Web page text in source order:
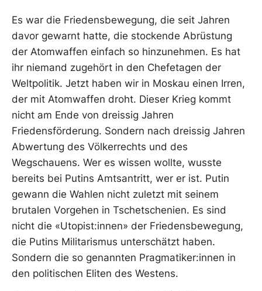
Es war die Friedensbewegung, die seit Jahren
davor gewarnt hatte, die stockende Abrüstung
der Atomwaffen einfach so hinzunehmen. Es hat
ihr niemand zugehört in den Chefetagen der
Weltpolitik. Jetzt haben wir in Moskau einen Irren,
der mit Atomwaffen droht. Dieser Krieg kommt
nicht am Ende von dreissig Jahren
Friedensförderung. Sondern nach dreissig Jahren
Abwertung des Völkerrechts und des
Wegschauens. Wer es wissen wollte, wusste
bereits bei Putins Amtsantritt, wer er ist. Putin
gewann die Wahlen nicht zuletzt mit seinem
brutalen Vorgehen in Tschetschenien. Es sind
nicht die «Utopist:innen» der Friedensbewegung,
die Putins Militarismus unterschätzt haben.
Sondern die so genannten Pragmatiker:innen in
den politischen Eliten des Westens.